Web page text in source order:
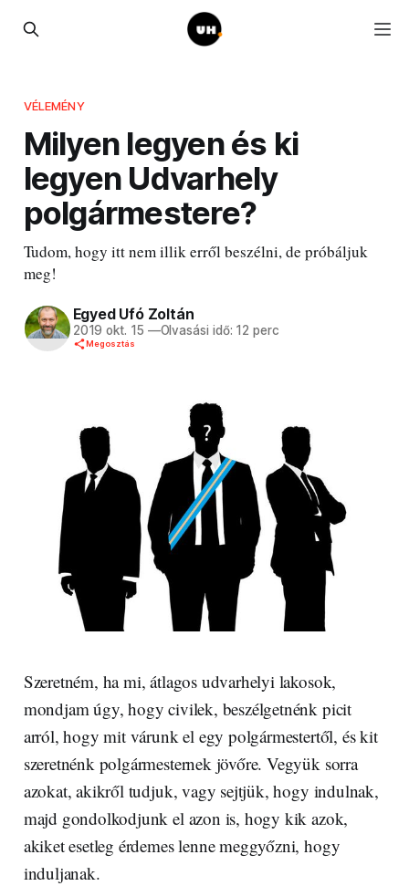
VÉLEMÉNY
Milyen legyen és ki
legyen Udvarhely
polgármestere?
Tudom, hogy itt nem illik erről beszélni, de próbáljuk
meg!
Egyed Ufó Zoltán
2019 okt. 15 —Olvasási idő: 12 perc
Megosztás
Szeretném, ha mi, átlagos udvarhelyi lakosok,
mondjam úgy, hogy civilek, beszélgetnénk picit
arról, hogy mit várunk el egy polgármestertől, és kit
szeretnénk polgármesternek jövőre. Vegyük sorra
azokat, akikről tudjuk, vagy sejtjük, hogy indulnak,
majd gondolkodjunk el azon is, hogy kik azok,
akiket esetleg érdemes lenne meggyőzni, hogy
induljanak.